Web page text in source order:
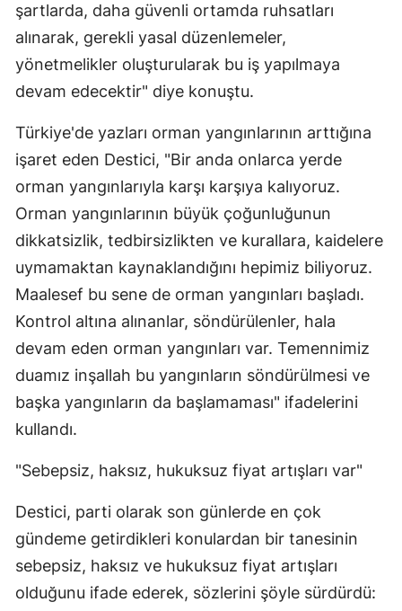
şartlarda, daha güvenli ortamda ruhsatları
alınarak, gerekli yasal düzenlemeler,
yönetmelikler oluşturularak bu iş yapılmaya
devam edecektir" diye konuştu.
Türkiye'de yazları orman yangınlarının arttığına
işaret eden Destici, "Bir anda onlarca yerde
orman yangınlarıyla karşı karşıya kalıyoruz.
Orman yangınlarının büyük çoğunluğunun
dikkatsizlik, tedbirsizlikten ve kurallara, kaidelere
uymamaktan kaynaklandığını hepimiz biliyoruz.
Maalesef bu sene de orman yangınları başladı.
Kontrol altına alınanlar, söndürülenler, hala
devam eden orman yangınları var. Temennimiz
duamız inşallah bu yangınların söndürülmesi ve
başka yangınların da başlamaması" ifadelerini
kullandı.
"Sebepsiz, haksız, hukuksuz fiyat artışları var"
Destici, parti olarak son günlerde en çok
gündeme getirdikleri konulardan bir tanesinin
sebepsiz, haksız ve hukuksuz fiyat artışları
olduğunu ifade ederek, sözlerini şöyle sürdürdü: